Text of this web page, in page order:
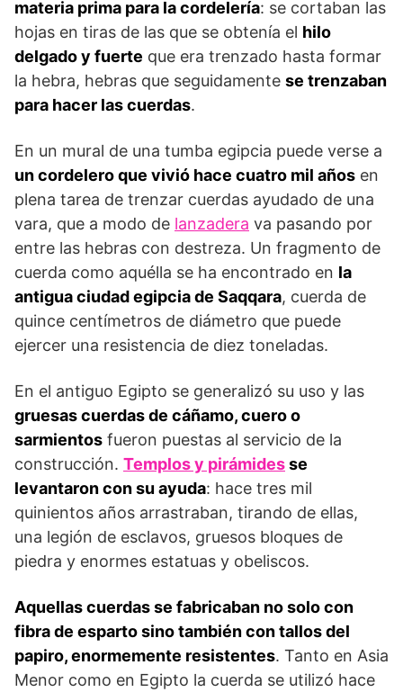
materia prima para la cordelería: se cortaban las
hojas en tiras de las que se obtenía el hilo
delgado y fuerte que era trenzado hasta formar
la hebra, hebras que seguidamente se trenzaban
para hacer las cuerdas.
En un mural de una tumba egipcia puede verse a
un cordelero que vivió hace cuatro mil años en
plena tarea de trenzar cuerdas ayudado de una
vara, que a modo de lanzadera va pasando por
entre las hebras con destreza. Un fragmento de
cuerda como aquélla se ha encontrado en la
antigua ciudad egipcia de Saqqara, cuerda de
quince centímetros de diámetro que puede
ejercer una resistencia de diez toneladas.
En el antiguo Egipto se generalizó su uso y las
gruesas cuerdas de cáñamo, cuero o
sarmientos fueron puestas al servicio de la
construcción. Templos y pirámidesse
levantaron con su ayuda: hace tres mil
quinientos años arrastraban, tirando de ellas,
una legión de esclavos, gruesos bloques de
piedra y enormes estatuas y obeliscos.
Aquellas cuerdas se fabricaban no solo con
fibra de esparto sino también con tallos del
papiro, enormemente resistentes. Tanto en Asia
Menor como en Egipto la cuerda se utilizó hace